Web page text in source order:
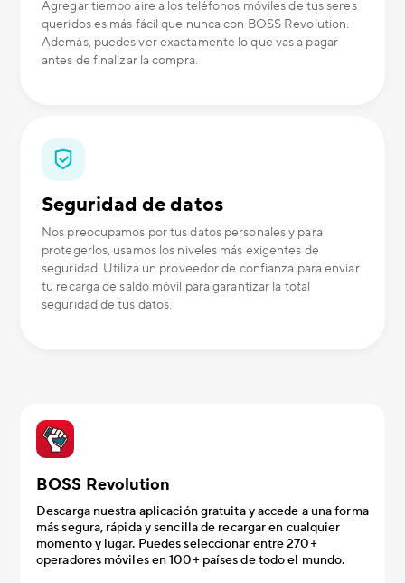
Agregar tiempo aire a los teléfonos móviles de tus seres
queridos es más fácil que nunca con BOSS Revolution.
Además, puedes ver exactamente lo que vas a pagar
antes de finalizar la compra.
Seguridad de datos
Nos preocupamos por tus datos personales y para
protegerlos, usamos los niveles más exigentes de
seguridad. Utiliza un proveedor de confianza para enviar
tu recarga de saldo móvil para garantizar la total
seguridad de tus datos.
BOSS Revolution
Descarga nuestra aplicación gratuita y accede a una forma
más segura, rápida y sencilla de recargar en cualquier
momento y lugar. Puedes seleccionar entre 270+
operadores móviles en 100+ países de todo el mundo.